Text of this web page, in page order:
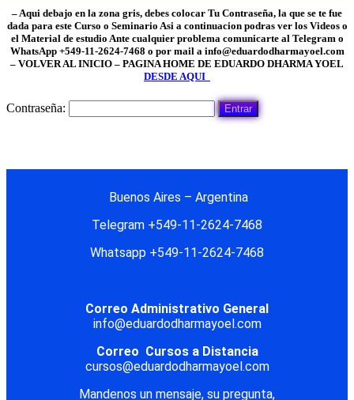
– Aqui debajo en la zona gris, debes colocar Tu Contraseña, la que se te fue
dada para este Curso o Seminario Asi a continuacion podras ver los Videos o
el Material de estudio Ante cualquier problema comunicarte al Telegram o
WhatsApp +549-11-2624-7468 o por mail a info@eduardodharmayoel.com
– VOLVER AL INICIO – PAGINA HOME DE EDUARDO DHARMA YOEL
DESDE AQUI
Contraseña:
Buenos Aires – Argentina
Telegram +549-11-2624-7468
Whatsapp +549-11-2624-7468
Correo Administrativo General
info@eduardodharmayoel.com
Correo Cursos a Distancia
cursos@eduardodharmayoel.com
Mandenos un mensaje, su pregunta,